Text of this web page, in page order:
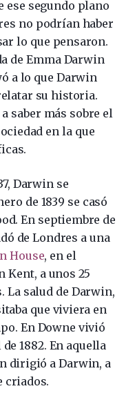
ese segundo plano
no podrían haber
lo que pensaron.
de Emma Darwin
a lo que Darwin
su historia.
saber más sobre el
en la que
Darwin se
de 1839 se casó
En septiembre de
de Londres a una
House, en el
Kent, a unos 25
La salud de Darwin,
que viviera en
En Downe vivió
1882. En aquella
dirigió a Darwin, a
criados.